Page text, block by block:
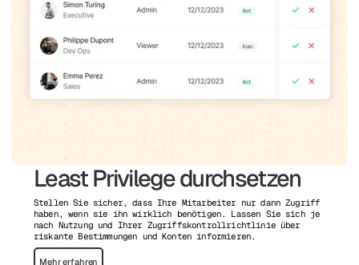
Least Privilege durchsetzen
Stellen Sie sicher, dass Ihre Mitarbeiter nur dann Zugriff
haben, wenn sie ihn wirklich benötigen. Lassen Sie sich je
nach Nutzung und Ihrer Zugriffskontrollrichtlinie über
riskante Bestimmungen und Konten informieren.
Mehr erfahren